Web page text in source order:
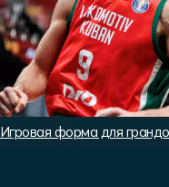
Игровая форма для